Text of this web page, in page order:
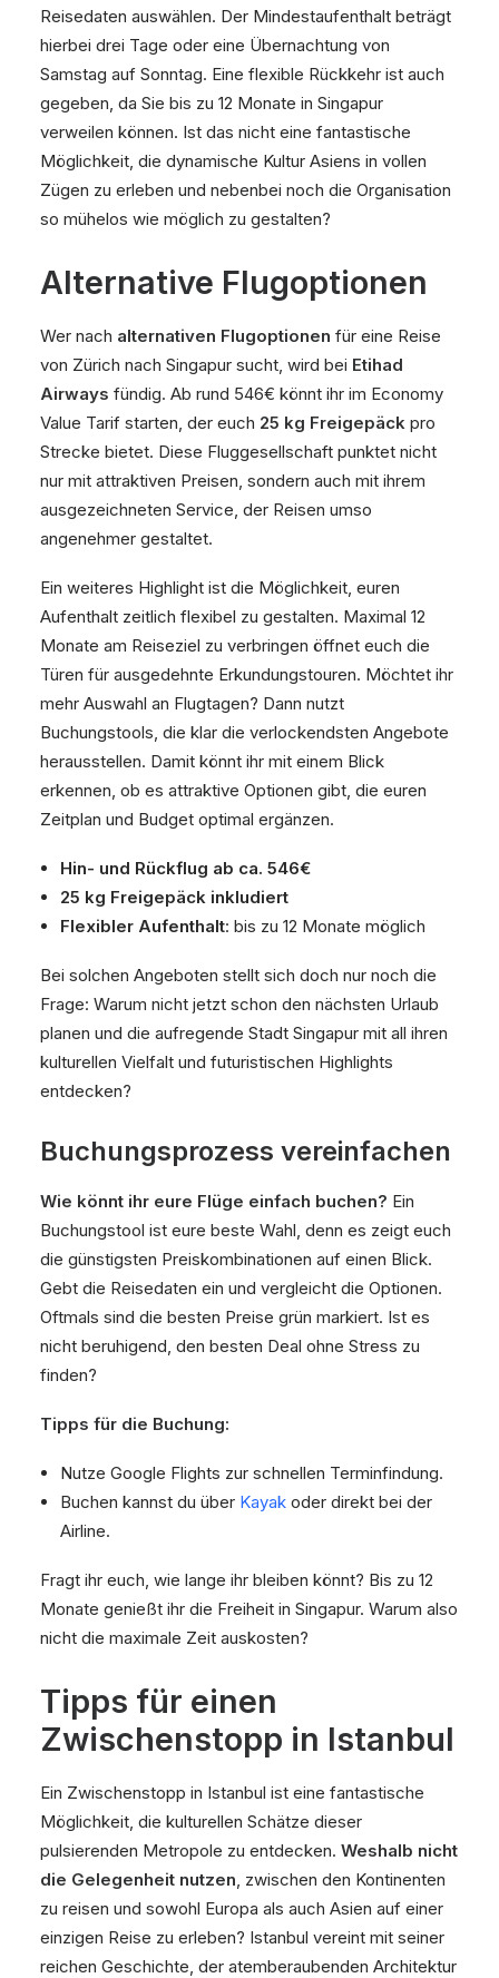
Reisedaten auswählen. Der Mindestaufenthalt beträgt
hierbei drei Tage oder eine Übernachtung von
Samstag auf Sonntag. Eine flexible Rückkehr ist auch
gegeben, da Sie bis zu 12 Monate in Singapur
verweilen können. Ist das nicht eine fantastische
Möglichkeit, die dynamische Kultur Asiens in vollen
Zügen zu erleben und nebenbei noch die Organisation
so mühelos wie möglich zu gestalten?
Alternative Flugoptionen
Wer nach alternativen Flugoptionen für eine Reise
von Zürich nach Singapur sucht, wird bei Etihad
Airways fündig. Ab rund 546€ könnt ihr im Economy
Value Tarif starten, der euch 25 kg Freigepäck pro
Strecke bietet. Diese Fluggesellschaft punktet nicht
nur mit attraktiven Preisen, sondern auch mit ihrem
ausgezeichneten Service, der Reisen umso
angenehmer gestaltet.
Ein weiteres Highlight ist die Möglichkeit, euren
Aufenthalt zeitlich flexibel zu gestalten. Maximal 12
Monate am Reiseziel zu verbringen öffnet euch die
Türen für ausgedehnte Erkundungstouren. Möchtet ihr
mehr Auswahl an Flugtagen? Dann nutzt
Buchungstools, die klar die verlockendsten Angebote
herausstellen. Damit könnt ihr mit einem Blick
erkennen, ob es attraktive Optionen gibt, die euren
Zeitplan und Budget optimal ergänzen.
Hin- und Rückflug ab ca. 546€
25 kg Freigepäck inkludiert
Flexibler Aufenthalt: bis zu 12 Monate möglich
Bei solchen Angeboten stellt sich doch nur noch die
Frage: Warum nicht jetzt schon den nächsten Urlaub
planen und die aufregende Stadt Singapur mit all ihren
kulturellen Vielfalt und futuristischen Highlights
entdecken?
Buchungsprozess vereinfachen
Wie könnt ihr eure Flüge einfach buchen? Ein
Buchungstool ist eure beste Wahl, denn es zeigt euch
die günstigsten Preiskombinationen auf einen Blick.
Gebt die Reisedaten ein und vergleicht die Optionen.
Oftmals sind die besten Preise grün markiert. Ist es
nicht beruhigend, den besten Deal ohne Stress zu
finden?
Tipps für die Buchung:
Nutze Google Flights zur schnellen Terminfindung.
Buchen kannst du über Kayak oder direkt bei der
Airline.
Fragt ihr euch, wie lange ihr bleiben könnt? Bis zu 12
Monate genießt ihr die Freiheit in Singapur. Warum also
nicht die maximale Zeit auskosten?
Tipps für einen
Zwischenstopp in Istanbul
Ein Zwischenstopp in Istanbul ist eine fantastische
Möglichkeit, die kulturellen Schätze dieser
pulsierenden Metropole zu entdecken. Weshalb nicht
die Gelegenheit nutzen, zwischen den Kontinenten
zu reisen und sowohl Europa als auch Asien auf einer
einzigen Reise zu erleben? Istanbul vereint mit seiner
reichen Geschichte, der atemberaubenden Architektur